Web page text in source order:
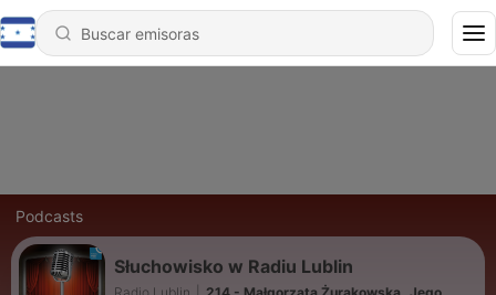
Podcasts
Słuchowisko w Radiu Lublin
Radio Lublin
214 - Małgorzata Żurakowska „Jego